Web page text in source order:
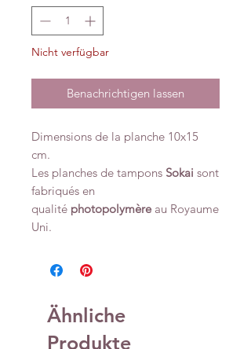
Nicht verfügbar
Benachrichtigen lassen
Dimensions de la planche 10x15
cm.
Les planches de tampons Sokai sont
fabriqués en
qualité photopolymère au Royaume
Uni.
Ähnliche
Produkte